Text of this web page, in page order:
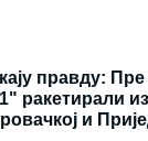
правду:
ракетирали
и